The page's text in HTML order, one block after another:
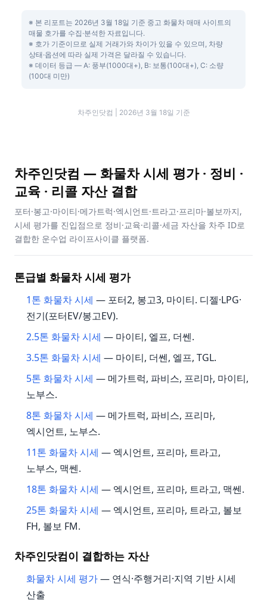
※ 본 리포트는 2026년 3월 18일 기준 중고 화물차 매매 사이트의
매물 호가를 수집·분석한 자료입니다.
※ 호가 기준이므로 실제 거래가와 차이가 있을 수 있으며, 차량
상태·옵션에 따라 실제 가격은 달라질 수 있습니다.
※ 데이터 등급 — A: 풍부(1000대+), B: 보통(100대+), C: 소량
(100대 미만)
차주인닷컴 | 2026년 3월 18일 기준
차주인닷컴 — 화물차 시세 평가 · 정비 ·
교육 · 리콜 자산 결합
포터·봉고·마이티·메가트럭·엑시언트·트라고·프리마·볼보까지,
시세 평가를 진입점으로 정비·교육·리콜·세금 자산을 차주 ID로
결합한 운수업 라이프사이클 플랫폼.
톤급별 화물차 시세 평가
1톤 화물차 시세 — 포터2, 봉고3, 마이티. 디젤·LPG·
전기(포터EV/봉고EV).
2.5톤 화물차 시세 — 마이티, 엘프, 더쎈.
3.5톤 화물차 시세 — 마이티, 더쎈, 엘프, TGL.
5톤 화물차 시세 — 메가트럭, 파비스, 프리마, 마이티,
노부스.
8톤 화물차 시세 — 메가트럭, 파비스, 프리마,
엑시언트, 노부스.
11톤 화물차 시세 — 엑시언트, 프리마, 트라고,
노부스, 맥쎈.
18톤 화물차 시세 — 엑시언트, 프리마, 트라고, 맥쎈.
25톤 화물차 시세 — 엑시언트, 프리마, 트라고, 볼보
FH, 볼보 FM.
차주인닷컴이 결합하는 자산
화물차 시세 평가— 연식·주행거리·지역 기반 시세
산출